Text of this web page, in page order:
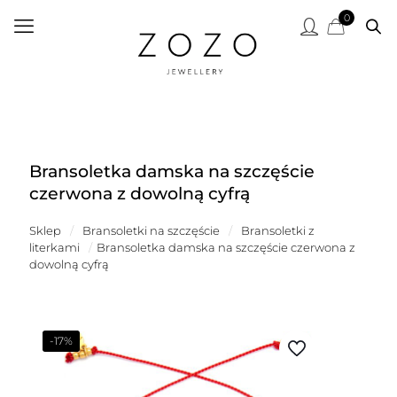
0
Bransoletka damska na szczęście
czerwona z dowolną cyfrą
Sklep / Bransoletki na szczęście /
Bransoletki z
literkami
/ Bransoletka damska na szczęście czerwona z
dowolną cyfrą
-17%